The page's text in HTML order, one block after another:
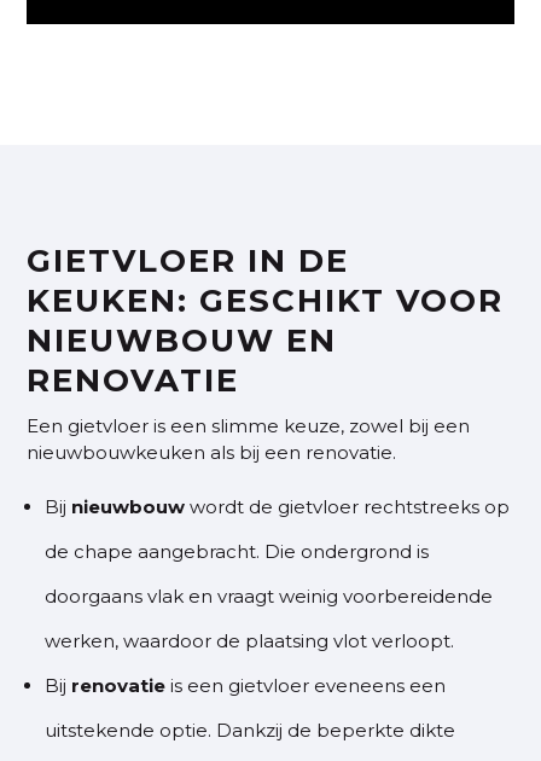
GIETVLOER IN DE
KEUKEN: GESCHIKT VOOR
NIEUWBOUW EN
RENOVATIE
Een gietvloer is een slimme keuze, zowel bij een
nieuwbouwkeuken als bij een renovatie.
Bij nieuwbouw wordt de gietvloer rechtstreeks op
de chape aangebracht. Die ondergrond is
doorgaans vlak en vraagt weinig voorbereidende
werken, waardoor de plaatsing vlot verloopt.
Bij renovatie is een gietvloer eveneens een
uitstekende optie. Dankzij de beperkte dikte